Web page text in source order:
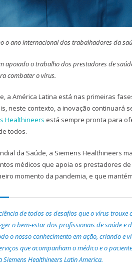
o ano internacional dos trabalhadores da
apoiado o trabalho dos prestadores de
combater o vírus.
a América Latina está nas primeiras
neste contexto, a inovação
Healthineers está sempre pronta para
todos.
da Saúde, a Siemens Healthineers
médicos que apoia os prestadores
momento da pandemia, e que
de todos os desafios que o vírus
o bem-estar dos profissionais de saúde e
o nosso conhecimento em ação, criando
que acompanham o médico e o
Siemens Healthineers Latin America.